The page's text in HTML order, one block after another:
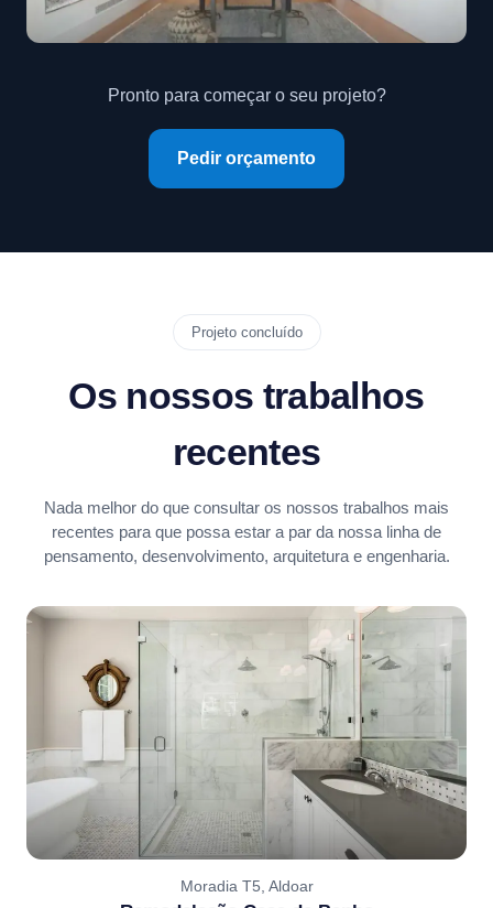
Pronto para começar o seu projeto?
Pedir orçamento
Projeto concluído
Os nossos trabalhos
recentes
Nada melhor do que consultar os nossos trabalhos mais
recentes para que possa estar a par da nossa linha de
pensamento, desenvolvimento, arquitetura e engenharia.
Moradia T5, Aldoar